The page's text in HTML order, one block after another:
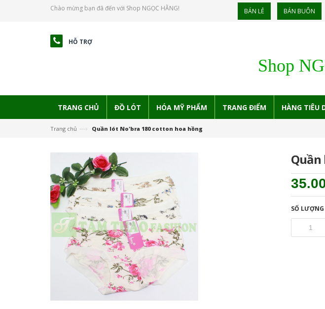
Chào mừng bạn đã đến với Shop NGỌC HẰNG! BÁN LẺ BÁN BUÔN
HỖ TRỢ
Shop
TRANG CHỦ ĐỒ LÓT HÓA MỸ PHẨM TRANG ĐIỂM HÀNG TIÊU
Trang chủ —› Quần lót No'bra 180 cotton hoa hồng
SỐ LƯỢNG